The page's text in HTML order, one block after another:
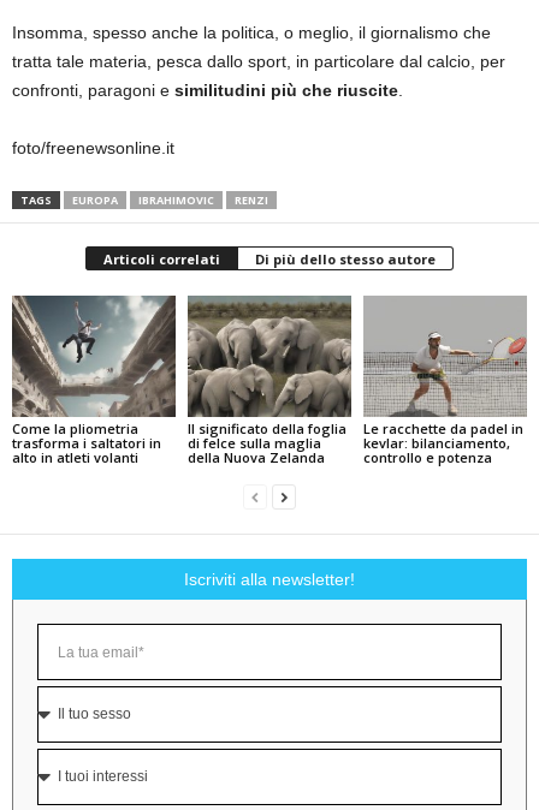
Insomma, spesso anche la politica, o meglio, il giornalismo che
tratta tale materia, pesca dallo sport, in particolare dal calcio, per
confronti, paragoni e similitudini più che riuscite
foto/freenewsonline.it
TAGS EUROPA IBRAHIMOVIC RENZI
Articoli correlati Di più dello stesso autore
Come la pliometria
trasforma i saltatori in
alto in atleti volanti
Il significato della foglia
di felce sulla maglia
della Nuova Zelanda
Le racchette da padel in
kevlar: bilanciamento,
controllo e potenza
Iscriviti alla newsletter!